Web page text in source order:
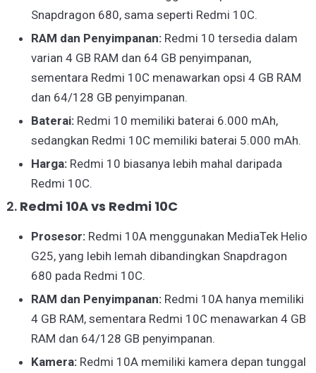
Snapdragon 680, sama seperti Redmi 10C.
RAM dan Penyimpanan:Redmi 10 tersedia dalam
varian 4 GB RAM dan 64 GB penyimpanan,
sementara Redmi 10C menawarkan opsi 4 GB RAM
dan 64/128 GB penyimpanan.
Baterai:Redmi 10 memiliki baterai 6.000 mAh,
sedangkan Redmi 10C memiliki baterai 5.000 mAh.
Harga:Redmi 10 biasanya lebih mahal daripada
Redmi 10C.
2. Redmi 10A vs Redmi 10C
Prosesor:Redmi 10A menggunakan MediaTek Helio
G25, yang lebih lemah dibandingkan Snapdragon
680 pada Redmi 10C.
RAM dan Penyimpanan:Redmi 10A hanya memiliki
4 GB RAM, sementara Redmi 10C menawarkan 4 GB
RAM dan 64/128 GB penyimpanan.
Kamera:Redmi 10A memiliki kamera depan tunggal